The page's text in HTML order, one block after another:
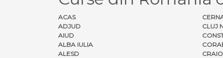
ACAS
ADJUD
AIUD
ALBA IULIA
ALESD
CLUJ